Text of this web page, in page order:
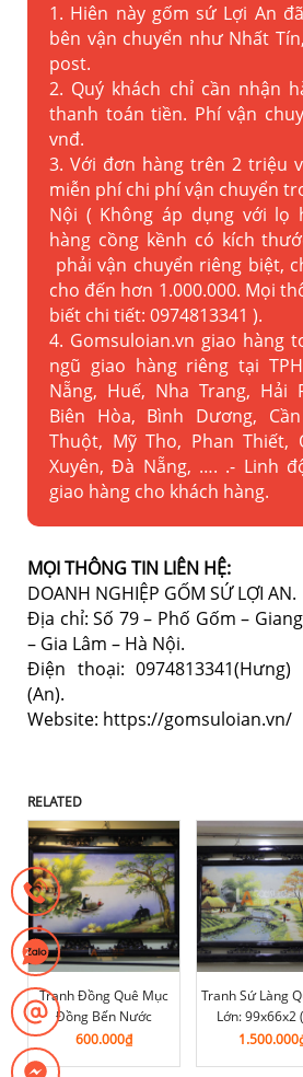
1. Hiên này gốm sứ Lợi An
bên vận chuyển như Nhất
post.
2. Quý khách chỉ cần nhận
thanh toán tiền. Phí vận
vnđ.
3. Với đơn hàng trên 2 triệu
miễn phí chi phí vận chuyển
Nội ( Không áp dụng với lọ
hàng cồng kềnh có kích
phải vận chuyển riêng biệt,
cho đến hơn 1.000.000. Mọi
biết chi tiết: 0974813341 ).
4. Gomsuloian.vn giao hàng
ngũ giao hàng riêng tại
Nẵng, Huế, Nha Trang, Hải
Biên Hòa, Bình Dương,
Thuột, Mỹ Tho, Phan Thiết,
Xuyên, Đà Nẵng, …. .- Linh
giao hàng cho khách hàng.
MỌI THÔNG TIN LIÊN HỆ:
DOANH NGHIỆP GỐM SỨ LỢI AN.
Địa chỉ: Số 79 – Phố Gốm –
– Gia Lâm – Hà Nội.
Điện thoại: 0974813341(Hưng)
(An).
Website: https://gomsuloian.vn/
RELATED
Tranh Đồng Quê Mục
Đồng Bến Nước
600.000₫
Tranh Sứ Làng
Lớn: 99x66x2
1.500.000